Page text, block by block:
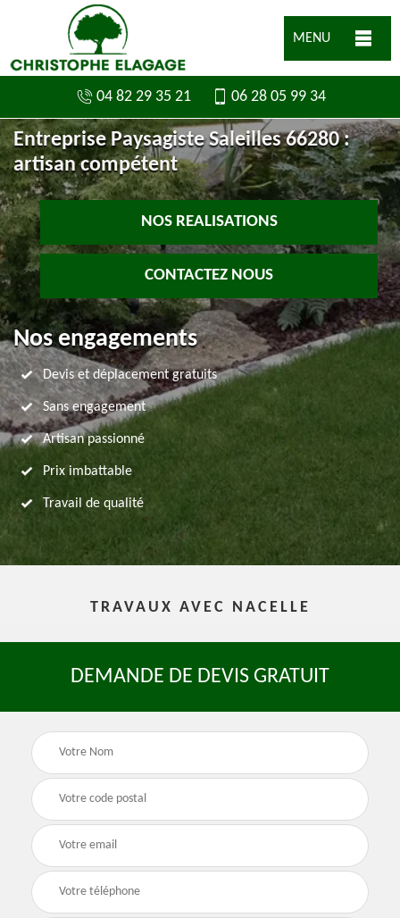
MENU
04 82 29 35 21 06 28 05 99 34
Entreprise Paysagiste Saleilles 66280 :
artisan compétent
NOS REALISATIONS
CONTACTEZ NOUS
Nos engagements
Devis et déplacement gratuits
Sans engagement
Artisan passionné
Prix imbattable
Travail de qualité
TRAVAUX AVEC NACELLE
DEMANDE DE DEVIS GRATUIT